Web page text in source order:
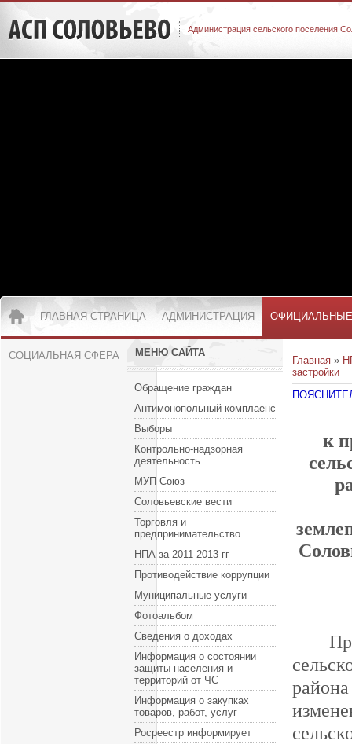
Администрация сельского поселения
ГЛАВНАЯ СТРАНИЦА АДМИНИСТРАЦИЯ
СОЦИАЛЬНАЯ СФЕРА МЕНЮ САЙТА
Обращение граждан
Антимонопольный комплаенс
Выборы
Контрольно-надзорная
деятельность
МУП Союз
Соловьевские вести
Торговля и
предпринимательство
НПА за 2011-2013 гг
Противодействие коррупции
Муниципальные услуги
Фотоальбом
Сведения о доходах
Информация о состоянии
защиты населения и
территорий от ЧС
Информация о закупках
товаров, работ, услуг
Росреестр информирует
Главная »
застройки
к